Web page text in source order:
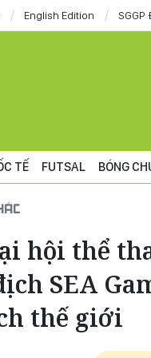
English Edition SGGP
TẾ FUTSAL BÓNG
hội thể
SEA
thế giới